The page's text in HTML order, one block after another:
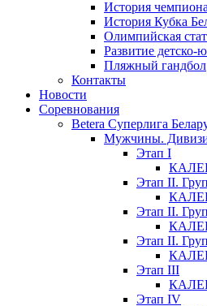
История
История Кубка
Олимпийская
Развитие детско-
Пляжный гандбол
Контакты
Новости
Соревнования
Betera Суперлига
Мужчины.
Этап I
Этап II.
Этап II.
Этап II.
Этап III
Этап IV